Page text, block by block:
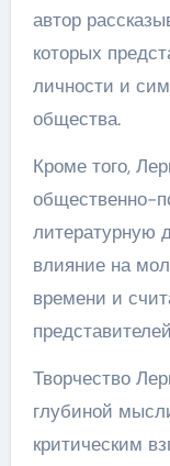
автор
которых
личности и
общества.
Кроме того,
общественно-
литературную
влияние на
времени и
Творчество
глубиной
критическим